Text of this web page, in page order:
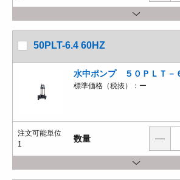
50PLT-6.4 60HZ
水中ポンプ ５０ＰＬＴ－
標準価格（税抜）： ー
注文可能単位
1
数量